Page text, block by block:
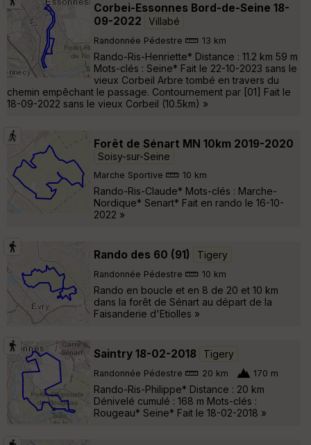
Corbei-Essonnes Bord-de-Seine 18-
09-2022
Villabé
Randonnée Pédestre 13 km
Rando-Ris-Henriette* Distance : 11.2 km 59 m
Mots-clés : Seine* Fait le 22-10-2023 sans le
vieux Corbeil Arbre tombé en travers du
chemin empêchant le passage. Contournement par [01] Fait le
18-09-2022 sans le vieux Corbeil (10.5km) »
Forêt de Sénart MN 10km 2019-2020
Soisy-sur-Seine
Marche Sportive 10 km
Rando-Ris-Claude* Mots-clés : Marche-
Nordique* Senart* Fait en rando le 16-10-
2022 »
Rando des 60 (91) Tigery
Randonnée Pédestre 10 km
Rando en boucle et en 8 de 20 et 10 km
dans la forêt de Sénart au départ de la
Faisanderie d'Etiolles »
Saintry 18-02-2018 Tigery
Randonnée Pédestre 20 km 170 m
Rando-Ris-Philippe* Distance : 20 km
Dénivelé cumulé : 168 m Mots-clés :
Rougeau* Seine* Fait le 18-02-2018 »